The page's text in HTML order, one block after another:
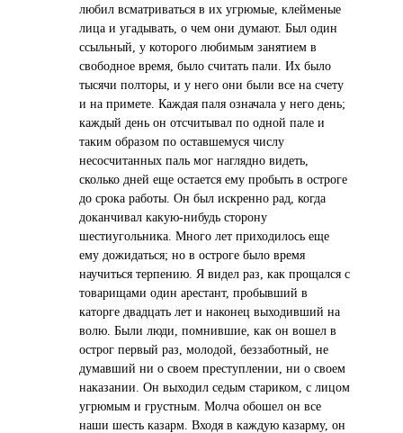
любил всматриваться в их угрюмые, клейменые
лица и угадывать, о чем они думают. Был один
ссыльный, у которого любимым занятием в
свободное время, было считать пали. Их было
тысячи полторы, и у него они были все на счету
и на примете. Каждая паля означала у него день;
каждый день он отсчитывал по одной пале и
таким образом по оставшемуся числу
несосчитанных паль мог наглядно видеть,
сколько дней еще остается ему пробыть в остроге
до срока работы. Он был искренно рад, когда
доканчивал какую-нибудь сторону
шестиугольника. Много лет приходилось еще
ему дожидаться; но в остроге было время
научиться терпению. Я видел раз, как прощался с
товарищами один арестант, пробывший в
каторге двадцать лет и наконец выходивший на
волю. Были люди, помнившие, как он вошел в
острог первый раз, молодой, беззаботный, не
думавший ни о своем преступлении, ни о своем
наказании. Он выходил седым стариком, с лицом
угрюмым и грустным. Молча обошел он все
наши шесть казарм. Входя в каждую казарму, он